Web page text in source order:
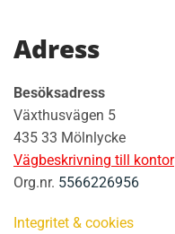
Adress
Besöksadress
Växthusvägen 5
435 33 Mölnlycke
Vägbeskrivning till kontor
Org.nr. 5566226956
Integritet & cookies